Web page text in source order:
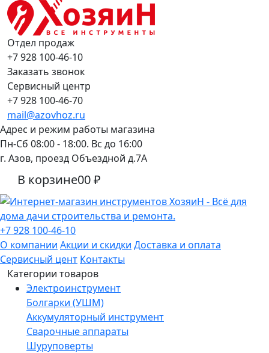
Отдел продаж
+7 928 100-46-10
Заказать звонок
Сервисный центр
+7 928 100-46-70
mail@azovhoz.ru
Адрес и режим работы магазина
Пн-Сб 08:00 - 18:00. Вс до 16:00
г. Азов, проезд Объездной д.7А
В корзине00 ₽
+7 928 100-46-10
О компании Акции и скидки Доставка и оплата
Сервисный цент Контакты
Категории товаров
Электроинструмент
Болгарки (УШМ)
Аккумуляторный инструмент
Сварочные аппараты
Шуруповерты